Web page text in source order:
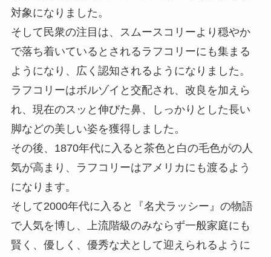
対象になりました。
そして民衆の注目は、スムースコリーより穏やか
で落ち着いているとされるラフコリーにも集まる
ようになり、広く認知されるようになりました。
ラフコリーはボルゾイと交配され、改良を加えら
れ、現在のスッと伸びた鼻、しっかりとした長い
脚などの美しい姿を獲得しました。
その後、1870年代に入ると茶色と白の毛色がの人
気が高まり、ラフコリーはアメリカにも渡るよう
になります。
そして2000年代に入ると『名犬ラッシー』の物語
で人気を博し、上流階級のみならず一般家庭にも
賢く、優しく、優秀な犬として迎えられるように